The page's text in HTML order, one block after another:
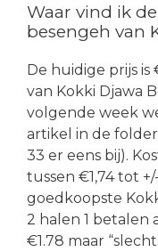
Waar vind ik
besengeh van
De huidige prijs is
van Kokki Djawa
volgende week
artikel in de
33 er eens bij).
tussen €1,74 tot
goedkoopste
2 halen 1 betalen
€1.78 maar